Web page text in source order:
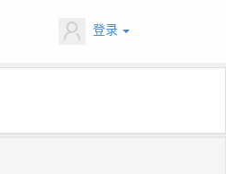
登录